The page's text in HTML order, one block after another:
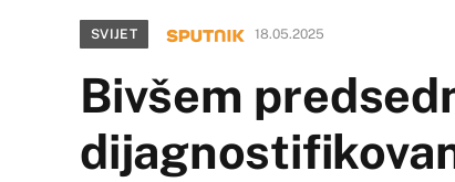
SVIJET 18.05.2025
Bivšem